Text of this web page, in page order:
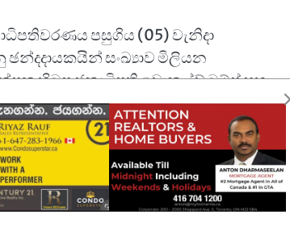
පසුගිය (05) වැනිදා
සංඛ්‍යාව මිලියන
හිටපු ජනාධිපති ඩොනල්ඩ් ට්‍රම්ප් සහ
යුවළ ෆ්ලොරිඩා හි වෙස්ට් පාම් බීච් හි
දිනයට පෙර ඡන්දය භාවිත කර තිබුණේ
වන්නේ ජාතික මට්ටමෙන් නොව ප්‍රාන්ත
ප්‍රාන්තයකටම ජන අනුපාතයට අනුව